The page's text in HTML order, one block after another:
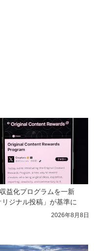
益化プログラムを一新
リジナル投稿」が基準に
2026年8月8日